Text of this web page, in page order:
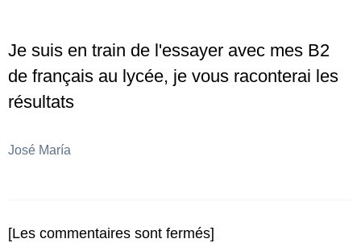
Je suis en train de l'essayer avec mes B2
de français au lycée, je vous raconterai les
résultats
José María
[Les commentaires sont fermés]